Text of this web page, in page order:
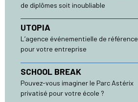
de diplômes soit inoubliable
UTOPIA
L’agence événementielle de référence
pour votre entreprise
SCHOOL BREAK
Pouvez-vous imaginer le Parc Astérix
privatisé pour votre école ?